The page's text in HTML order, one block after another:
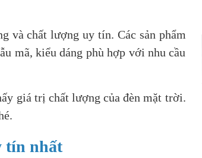
và chất lượng uy tín. Các sản phẩm
mã, kiểu dáng phù hợp với nhu cầu
giá trị chất lượng của đèn mặt trời.
tín nhất